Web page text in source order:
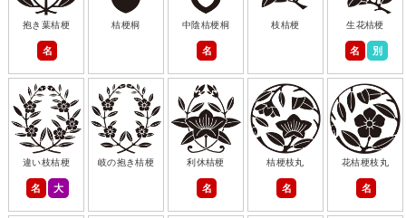
抱き葉桔梗
名
桔梗桐 中陰桔梗桐
名
枝桔梗 生花桔梗
名 別
違い枝桔梗
名 大
岐の抱き桔梗 利休桔梗
名
桔梗枝丸
名
花桔梗枝丸
名